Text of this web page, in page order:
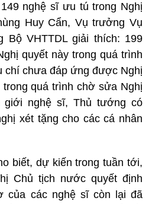
nghệ sĩ ưu tú trong Nghị
Huy Cẩn, Vụ trưởng Vụ
Bộ VHTTDL giải thích: 199
quyết này trong quá trình
chí chưa đáp ứng được Nghị
quá trình chờ sửa Nghị
giới nghệ sĩ, Thủ tướng có
xét tặng cho các cá nhân
biết, dự kiến trong tuần tới,
Chủ tịch nước quyết định
của các nghệ sĩ còn lại đã